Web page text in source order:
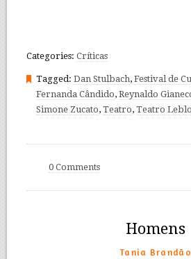
Categories: Críticas
Tagged: Dan Stulbach, Festival de
Fernanda Cândido, Reynaldo
Simone Zucato, Teatro, Teatro
0 Comments
Homens
Tania Brandão